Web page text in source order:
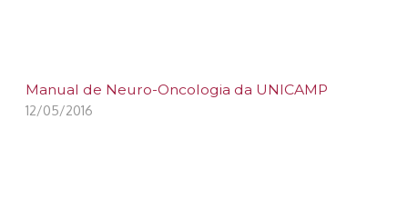
Manual de Neuro-Oncologia da UNICAMP
12/05/2016